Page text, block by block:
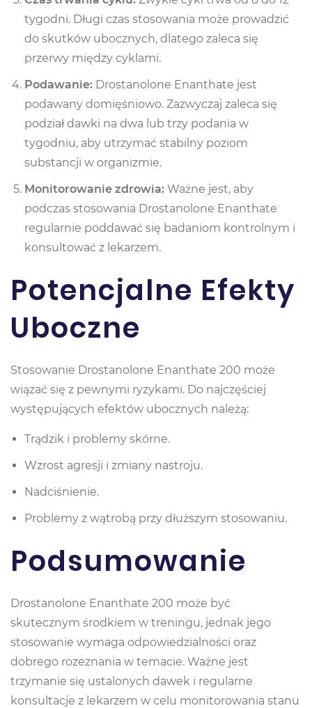
tygodni. Długi czas stosowania może prowadzić
do skutków ubocznych, dlatego zaleca się
przerwy między cyklami.
Podawanie: Drostanolone Enanthate jest
podawany domięśniowo. Zazwyczaj zaleca się
podział dawki na dwa lub trzy podania w
tygodniu, aby utrzymać stabilny poziom
substancji w organizmie.
Monitorowanie zdrowia: Ważne jest, aby
podczas stosowania Drostanolone Enanthate
regularnie poddawać się badaniom kontrolnym i
konsultować z lekarzem.
Potencjalne Efekty
Uboczne
Stosowanie Drostanolone Enanthate 200 może
wiązać się z pewnymi ryzykami. Do najczęściej
występujących efektów ubocznych należą:
Trądzik i problemy skórne.
Wzrost agresji i zmiany nastroju.
Nadciśnienie.
Problemy z wątrobą przy dłuższym stosowaniu.
Podsumowanie
Drostanolone Enanthate 200 może być
skutecznym środkiem w treningu, jednak jego
stosowanie wymaga odpowiedzialności oraz
dobrego rozeznania w temacie. Ważne jest
trzymanie się ustalonych dawek i regularne
konsultacje z lekarzem w celu monitorowania stanu